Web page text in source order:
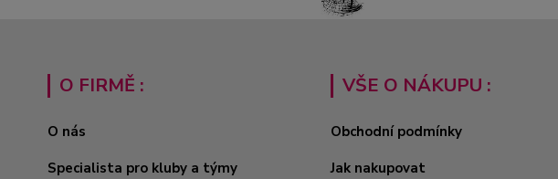
O FIRMĚ :
O nás
Specialista pro kluby a týmy
VŠE O NÁKUPU :
Obchodní podmínky
Jak nakupovat